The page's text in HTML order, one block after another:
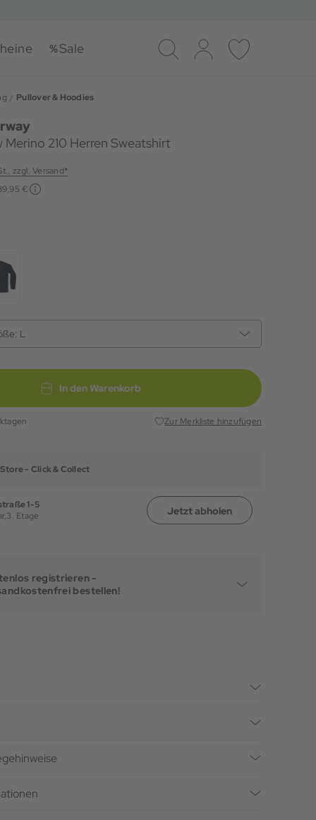
Sale
Suche Log-in Merkliste
Pullover & Hoodies
Merino 210 Herren Sweatshirt
zzgl. Versand*
€
L
In den Warenkorb
Zur Merkliste hinzufügen
- Click & Collect
1-5
3. Etage Jetzt abholen
registrieren -
bestellen!